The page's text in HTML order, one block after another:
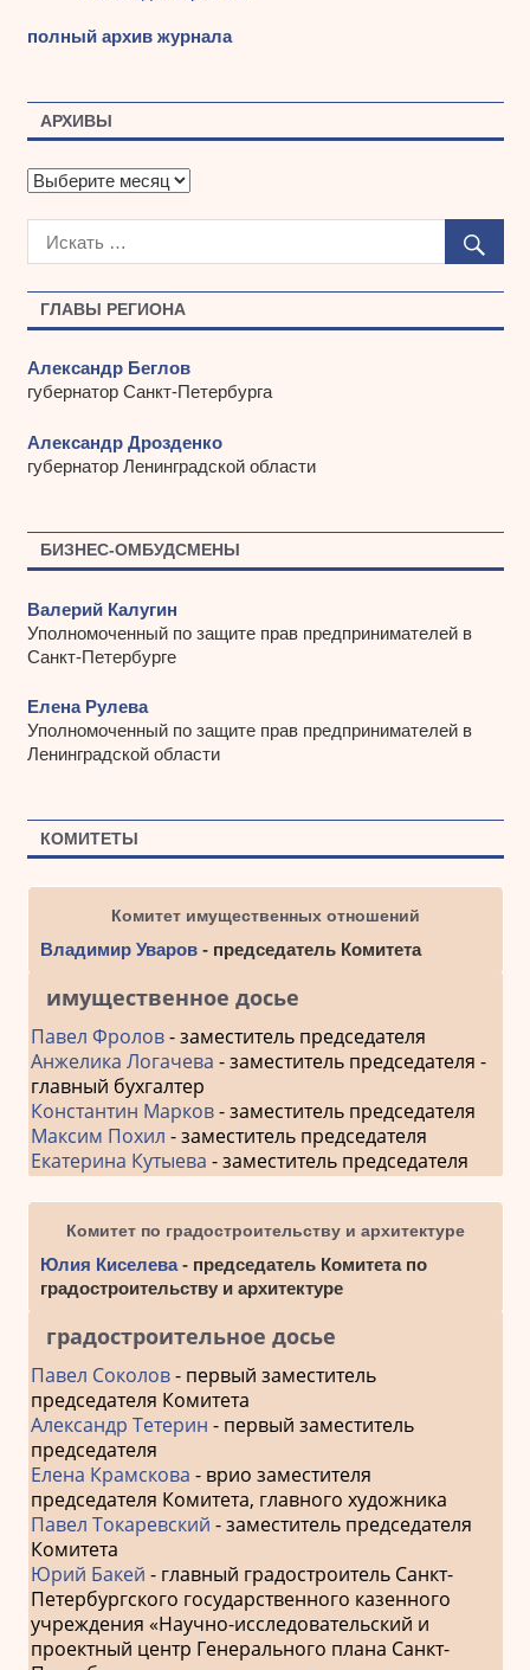
ГЛАВЫ РЕГИОНА
Александр Беглов
губернатор Санкт-Петербурга
Александр Дрозденко
губернатор Ленинградской области
БИЗНЕС-ОМБУДСМЕНЫ
Валерий Калугин
Уполномоченный по защите прав предпринимателей в
Санкт-Петербурге
Елена Рулева
Уполномоченный по защите прав предпринимателей в
Ленинградской области
КОМИТЕТЫ
Комитет имущественных отношений
Владимир Уваров- председатель Комитета
имущественное досье
Павел Фролов- заместитель председателя
Анжелика Логачева - заместитель председателя -
главный бухгалтер
Константин Марков- заместитель председателя
Максим Похил - заместитель председателя
Екатерина Кутыева - заместитель председателя
Комитет по градостроительству и архитектуре
Юлия Киселева- председатель Комитета по
градостроительству и архитектуре
градостроительное досье
Павел Соколов- первый заместитель
председателя Комитета
Александр Тетерин - первый заместитель
председателя
Елена Крамскова - врио заместителя
председателя Комитета, главного художника
Павел Токаревский - заместитель председателя
Комитета
Юрий Бакей - главный градостроитель Санкт-
Петербургского государственного казенного
учреждения «Научно-исследовательский и
проектный центр Генерального плана Санкт-
полный архив журнала
АРХИВЫ
А
х
ы